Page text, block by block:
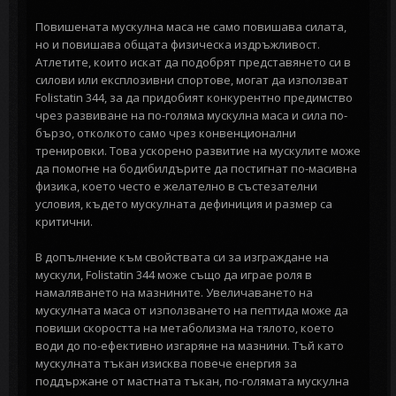
Повишената мускулна маса не само повишава силата,
но и повишава общата физическа издръжливост.
Атлетите, които искат да подобрят представянето си в
силови или експлозивни спортове, могат да използват
Folistatin 344, за да придобият конкурентно предимство
чрез развиване на по-голяма мускулна маса и сила по-
бързо, отколкото само чрез конвенционални
тренировки. Това ускорено развитие на мускулите може
да помогне на бодибилдърите да постигнат по-масивна
физика, което често е желателно в състезателни
условия, където мускулната дефиниция и размер са
критични.
В допълнение към свойствата си за изграждане на
мускули, Folistatin 344 може също да играе роля в
намаляването на мазнините. Увеличаването на
мускулната маса от използването на пептида може да
повиши скоростта на метаболизма на тялото, което
води до по-ефективно изгаряне на мазнини. Тъй като
мускулната тъкан изисква повече енергия за
поддържане от мастната тъкан, по-голямата мускулна